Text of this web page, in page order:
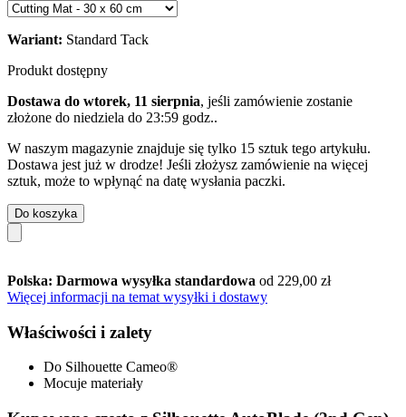
Wariant: Standard Tack
Produkt dostępny
Dostawa do wtorek, 11 sierpnia, jeśli zamówienie zostanie
złożone do niedziela do 23:59 godz..
W naszym magazynie znajduje się tylko 15 sztuk tego artykułu.
Dostawa jest już w drodze! Jeśli złożysz zamówienie na więcej
sztuk, może to wpłynąć na datę wysłania paczki.
Do koszyka
Polska: Darmowa wysyłka standardowa od 229,00 zł
Więcej informacji na temat wysyłki i dostawy
Właściwości i zalety
Do Silhouette Cameo®
Mocuje materiały